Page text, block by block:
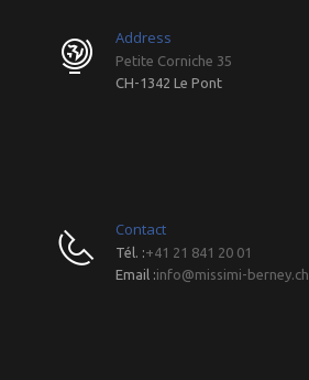
Address
Petite Corniche 35
CH-1342 Le Pont
Contact
Tél. :+41 21 841 20 01
Email :info@missimi-berney.ch